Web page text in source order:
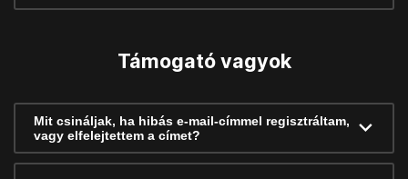
Támogató vagyok
Mit csináljak, ha hibás e-mail-címmel regisztráltam,
vagy elfelejtettem a címet?